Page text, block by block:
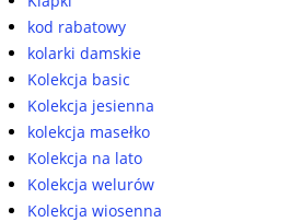
kod rabatowy
kolarki damskie
Kolekcja basic
Kolekcja jesienna
kolekcja masełko
Kolekcja na lato
Kolekcja welurów
Kolekcja wiosenna